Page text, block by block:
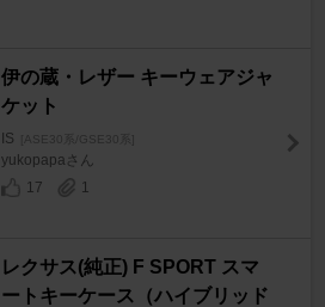
伊の蔵・レザー キーウェアジャ
ケット
IS [ASE30系/GSE30系]
yukopapaさん
17
1
レクサス(純正) F SPORT スマ
ートキーケース（ハイブリッド